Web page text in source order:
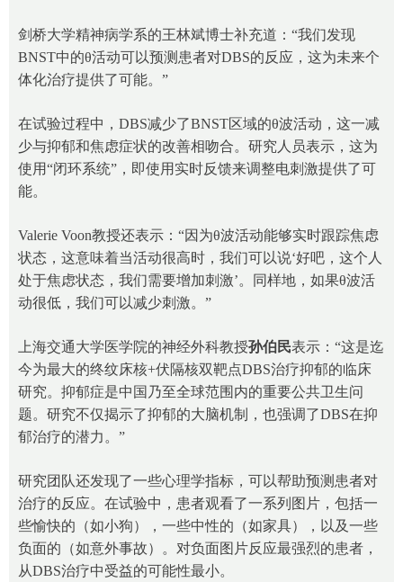
剑桥大学精神病学系的王林斌博士补充道：“我们发现
BNST中的θ活动可以预测患者对DBS的反应，这为未来个
体化治疗提供了可能。”
在试验过程中，DBS减少了BNST区域的θ波活动，这一减
少与抑郁和焦虑症状的改善相吻合。研究人员表示，这为
使用“闭环系统”，即使用实时反馈来调整电刺激提供了可
能。
Valerie Voon教授还表示：“因为θ波活动能够实时跟踪焦虑
状态，这意味着当活动很高时，我们可以说‘好吧，这个人
处于焦虑状态，我们需要增加刺激’。同样地，如果θ波活
动很低，我们可以减少刺激。”
上海交通大学医学院的神经外科教授孙伯民表示：“这是迄
今为最大的终纹床核+伏隔核双靶点DBS治疗抑郁的临床
研究。抑郁症是中国乃至全球范围内的重要公共卫生问
题。研究不仅揭示了抑郁的大脑机制，也强调了DBS在抑
郁治疗的潜力。”
研究团队还发现了一些心理学指标，可以帮助预测患者对
治疗的反应。在试验中，患者观看了一系列图片，包括一
些愉快的（如小狗），一些中性的（如家具），以及一些
负面的（如意外事故）。对负面图片反应最强烈的患者，
从DBS治疗中受益的可能性最小。